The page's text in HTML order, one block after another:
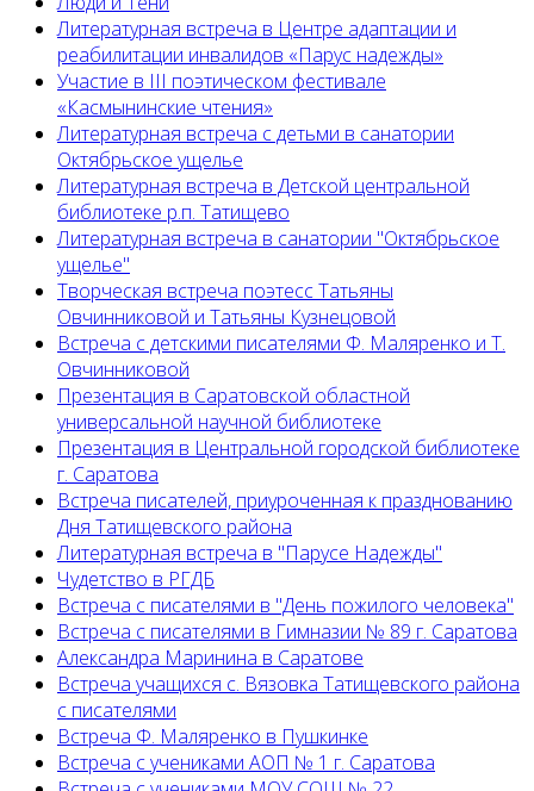
Литературная встреча в Центре адаптации и
реабилитации инвалидов «Парус надежды»
Участие в III поэтическом фестивале
«Касмынинские чтения»
Литературная встреча с детьми в санатории
Октябрьское ущелье
Литературная встреча в Детской центральной
библиотеке р.п. Татищево
Литературная встреча в санатории "Октябрьское
ущелье"
Творческая встреча поэтесс Татьяны
Овчинниковой и Татьяны Кузнецовой
Встреча с детскими писателями Ф. Маляренко и Т.
Овчинниковой
Презентация в Саратовской областной
универсальной научной библиотеке
Презентация в Центральной городской библиотеке
г. Саратова
Встреча писателей, приуроченная к празднованию
Дня Татищевского района
Литературная встреча в "Парусе Надежды"
Чудетство в РГДБ
Встреча с писателями в "День пожилого человека"
Встреча с писателями в Гимназии № 89 г. Саратова
Александра Маринина в Саратове
Встреча учащихся с. Вязовка Татищевского района
с писателями
Встреча Ф. Маляренко в Пушкинке
Встреча с учениками АОП № 1 г. Саратова